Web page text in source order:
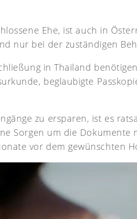
Ehe, ist auch in
nur bei der zuständigen
in Thailand
beglaubigte
zu ersparen, ist es
Sorgen um die
vor dem gewünschten